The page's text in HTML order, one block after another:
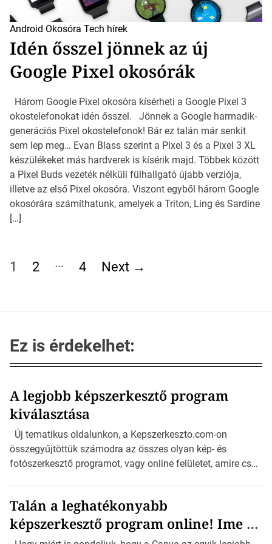
Android Okosóra Tech hírek
Idén ősszel jönnek az új
Google Pixel okosórák
Három Google Pixel okosóra kísérheti a Google Pixel 3
okostelefonokat idén ősszel. Jönnek a Google harmadik-
generációs Pixel okostelefonok! Bár ez talán már senkit
sem lep meg… Evan Blass szerint a Pixel 3 és a Pixel 3 XL
készülékeket más hardverek is kísérik majd. Többek között
a Pixel Buds vezeték nélküli fülhallgató újabb verziója,
illetve az első Pixel okosóra. Viszont egyből három Google
okosórára számíthatunk, amelyek a Triton, Ling és Sardine
[…]
B
e
g
z
é
s
e
k
l
a
p
o
z
á
s
a
1 2 … 4 Next →
Ez is érdekelhet:
A legjobb képszerkesztő program
kiválasztása
Új tematikus oldalunkon, a Kepszerkeszto.com-on
összegyűjtöttük számodra az összes olyan kép- és
fotószerkesztő programot, vagy online felületet, amire csak
Windows rendszeren szerkesztenéd a fotóidat, itt minden
kép- és fotószerkesztő alternatívát megtalálsz, a részletes
leírásával és értékelésével együtt. Természetesen nem
Talán a leghatékonyabb
képszerkesztő program online! Ime a